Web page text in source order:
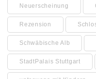
Neuerscheinung
Rezension
Schwäbische Alb
StadtPalais Stuttgart